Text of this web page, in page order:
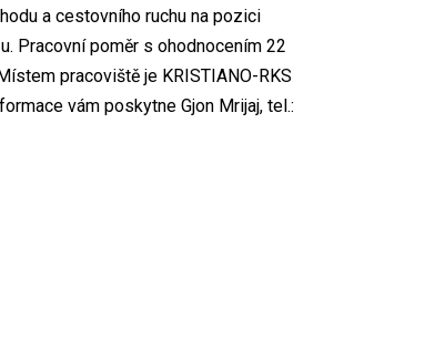
a cestovního ruchu na pozici
Pracovní poměr s ohodnocením 22
pracoviště je KRISTIANO-RKS
vám poskytne Gjon Mrijaj, tel.: